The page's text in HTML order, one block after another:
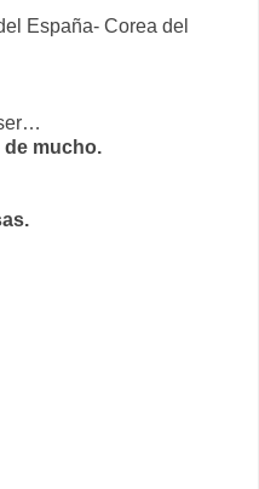
España- Corea del
de mucho.